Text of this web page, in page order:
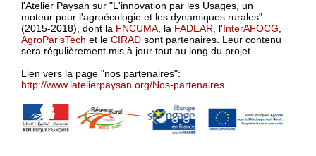
l'Atelier Paysan sur "L'innovation par les Usages, un
moteur pour l'agroécologie et les dynamiques rurales"
(2015-2018), dont la FNCUMA, la FADEAR, l'InterAFOCG,
AgroParisTech et le CIRAD sont partenaires. Leur contenu
sera régulièrement mis à jour tout au long du projet.
Lien vers la page "nos partenaires":
http://www.latelierpaysan.org/Nos-partenaires